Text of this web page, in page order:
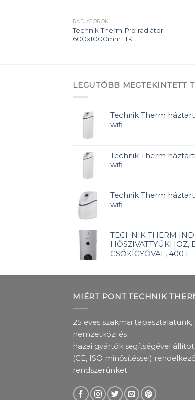
RADIÁTOROK
Technik Therm Pro radiátor
600x1000mm 11K
LEGUTÓBB MEGTEKINTETT
Technik Therm
wifi
Technik Therm
wifi
Technik Therm
wifi
TECHNIK THERM
HŐSZIVATTYÚKHOZ,
CSŐKÍGYÓVAL, 400 L
MIÉRT PONT TECHNIK
25 éves szakmai tapasztalatunk,
nemzetközi és
hazai gyártók segítségével
(CE, ISO minősítéssel) rendelkező
rendszerünket.